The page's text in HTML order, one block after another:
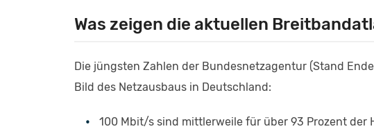
Was zeigen die aktuellen
Die jüngsten Zahlen der Bundesnetzagentur (Stand
Bild des Netzausbaus in Deutschland:
100 Mbit/s sind mittlerweile für über 93 Prozent der